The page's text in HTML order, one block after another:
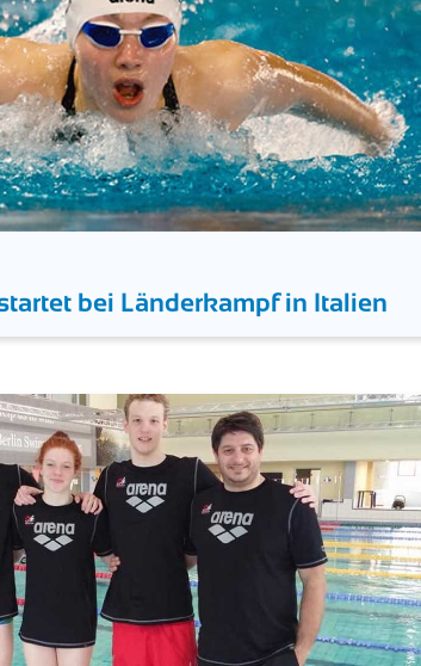
bei Länderkampf in Italien